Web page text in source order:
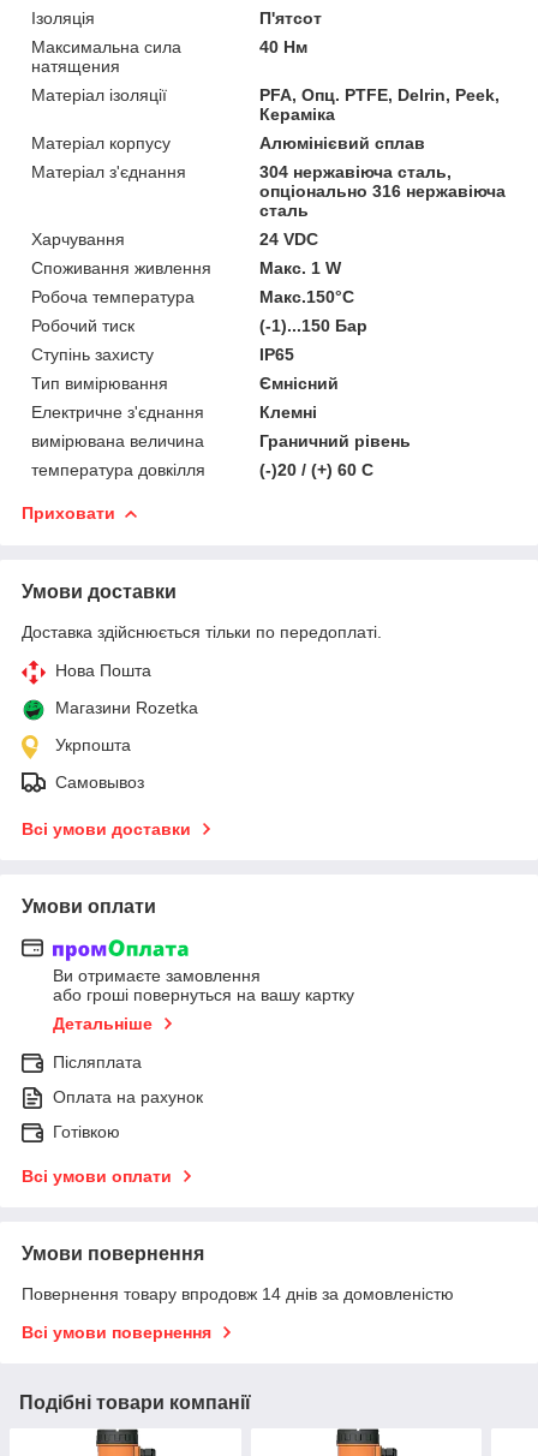
Ізоляція
П'ятсот
Максимальна сила
натящения
40 Нм
Матеріал ізоляції
PFA, Опц. PTFE, Delrin, Peek,
Кераміка
Матеріал корпусу
Алюмінієвий сплав
Матеріал з'єднання
304 нержавіюча сталь,
опціонально 316 нержавіюча
сталь
Харчування
24 VDC
Споживання живлення
Макс. 1 W
Робоча температура
Макс.150°C
Робочий тиск
(-1)...150 Бар
Ступінь захисту
IP65
Тип вимірювання
Ємнісний
Електричне з'єднання
Клемні
вимірювана величина
Граничний рівень
температура довкілля
(-)20 / (+) 60 C
Приховати
Умови доставки
Доставка здійснюється тільки по передоплаті.
Нова Пошта
Магазини Rozetka
Укрпошта
Самовывоз
Всі умови доставки
Умови оплати
Ви отримаєте замовлення
або гроші повернуться на вашу картку
Детальніше
Післяплата
Оплата на рахунок
Готівкою
Всі умови оплати
Умови повернення
Повернення товару впродовж 14 днів за домовленістю
Всі умови повернення
Подібні товари компанії